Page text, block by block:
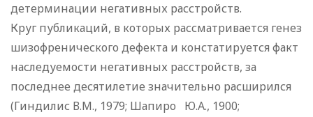
детерминации негативных расстройств.
Круг публикаций, в которых рассматривается генез
шизофренического дефекта и констатируется факт
наследуемости негативных расстройств, за
последнее десятилетие значительно расширился
(Гиндилис В.М., 1979; Шапиро Ю.А., 1900;